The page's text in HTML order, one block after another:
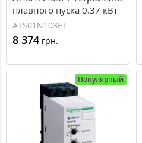
плавного пуска 0.37 кВт
Schneider Electric ATS01
ATS01N103FT
8 374 грн.
Популярный